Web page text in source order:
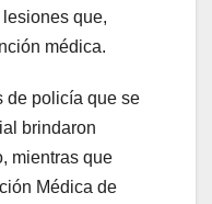
que,
médica.
de policía que se
brindaron
mientras que
Médica de